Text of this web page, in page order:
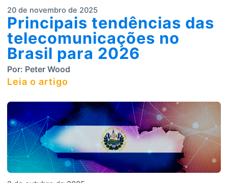
20 de novembro de 2025
Principais tendências das
telecomunicações no
Brasil para 2026
Por: Peter Wood
Leia o artigo